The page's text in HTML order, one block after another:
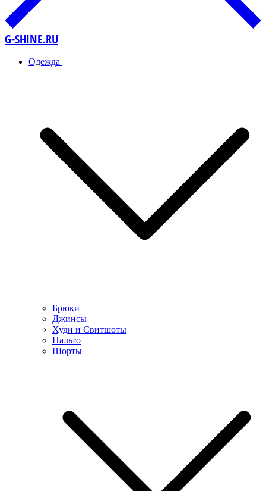
G-SHINE.RU
Одежда
Брюки
Джинсы
Худи и Свитшоты
Пальто
Шорты